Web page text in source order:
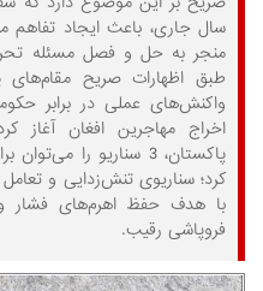
سال جاری، باعث ایجاد تفاهم
منجر به حل و فصل مسئله‌
طبق اظهارات صریح مقام‌های
واکنش‌های عملی در برابر
اخراج مهاجرین افغان آغاز
پاکستان، 3 سناریو را
کرد؛ سناریوی تنش‌زدایی و
با هدف حفظ اهرم‌های فشار
فروپاشی رقیب.